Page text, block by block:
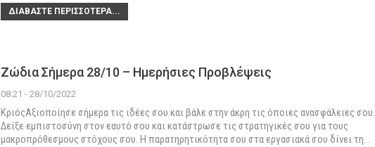
ΔΙΑΒΆΣΤΕ ΠΕΡΙΣΣΌΤΕΡΑ...
Ζώδια Σήμερα 28/10 – Ημερήσιες Προβλέψεις
08:21 - 28/10/2022
ΚριόςΑξιοποίησε σήμερα τις ιδέες σου και βάλε στην άκρη τις όποιες ανασφάλειες σου.
Δείξε εμπιστοσύνη στον εαυτό σου και κατάστρωσε τις στρατηγικές σου για τους
μακροπρόθεσμους στόχους σου. Η παρατηρητικότητα σου στα εργασιακά σου δίνει τη…